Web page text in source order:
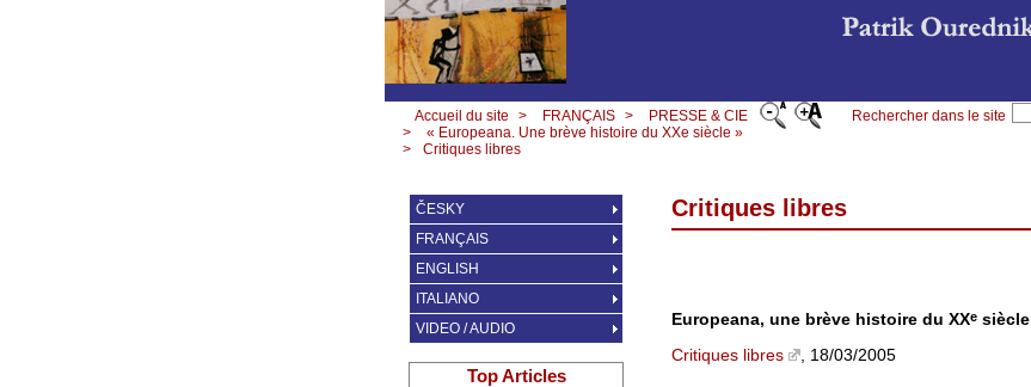
Rechercher dans le site
Accueil du site > FRANÇAIS >
PRESSE & CIE
>
« Europeana. Une brève histoire du XXe siècle »
>
Critiques libres
Critiques libres
Europeana, une brève histoire du XXe siècle
Critiques libres
, 18/03/2005
ČESKY
FRANÇAIS
ENGLISH
ITALIANO
VIDEO / AUDIO
Top Articles